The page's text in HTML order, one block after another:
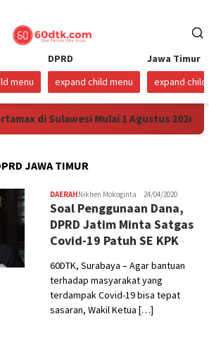
menu
DPRD
expand child menu
Jawa Timur
expand child
di Sulawesi Mulai 1 Agustus 2026
JAWA TIMUR
DAERAHNikhen Mokoginta 24/04/2020
Soal Penggunaan Dana,
DPRD Jatim Minta Satgas
Covid-19 Patuh SE KPK
60DTK, Surabaya – Agar bantuan
terhadap masyarakat yang
terdampak Covid-19 bisa tepat
sasaran, Wakil Ketua […]